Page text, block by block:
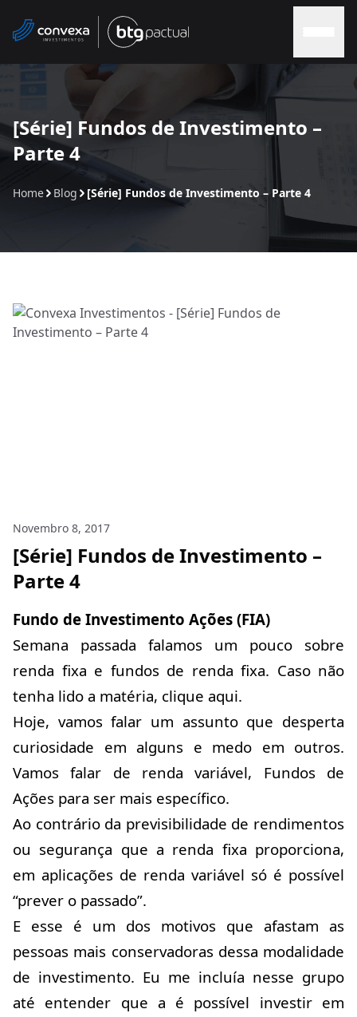
Home
Soluções
Soluções Convexa
[Série] Fundos de Investimento –
Parte 4
Home Blog [Série] Fundos de Investimento – Parte 4
Novembro 8, 2017
[Série] Fundos de Investimento –
Parte 4
Fundo de Investimento Ações (FIA)
Semana passada falamos um pouco sobre
renda fixa e fundos de renda fixa. Caso não
tenha lido a matéria, clique aqui.
Hoje, vamos falar um assunto que desperta
curiosidade em alguns e medo em outros.
Vamos falar de renda variável, Fundos de
Ações para ser mais específico.
Ao contrário da previsibilidade de rendimentos
ou segurança que a renda fixa proporciona,
em aplicações de renda variável só é possível
“prever o passado”.
E esse é um dos motivos que afastam as
pessoas mais conservadoras dessa modalidade
de investimento. Eu me incluía nesse grupo
até entender que a é possível investir em